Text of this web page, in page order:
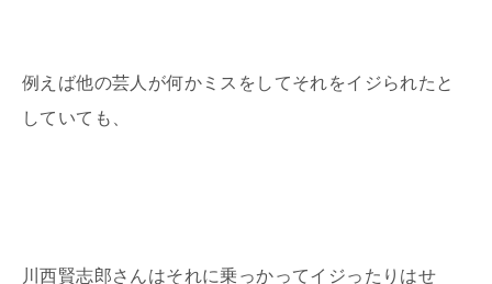
例えば他の芸人が何かミスをしてそれをイジられたと
していても、
川西賢志郎さんはそれに乗っかってイジったりはせ